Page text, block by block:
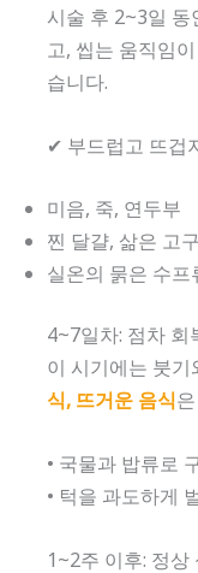
시술 후 2~3일 동
고, 씹는 움직임
습니다.
✔ 부드럽고 뜨겁
미음, 죽, 연두부
찐 달걀, 삶은 고
실온의 묽은 수프
4~7일차: 점차 회
이 시기에는 붓
식, 뜨거운 음식
• 국물과 밥류로
• 턱을 과도하게
1~2주 이후: 정상